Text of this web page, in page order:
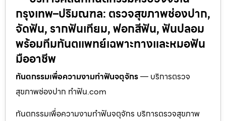
กรุงเทพ–ปริมณฑล: ตรวจสุขภาพช่องปาก,
จัดฟัน, รากฟันเทียม, ฟอกสีฟัน, ฟันปลอม
พร้อมทีมทันตแพทย์เฉพาะทางและหมอฟัน
มืออาชีพ
ทันตกรรมเพื่อความงามทำฟันจตุจักร— บริการตรวจ
สุขภาพช่องปาก ทำฟัน.com
ทันตกรรมเพื่อความงามทำฟันจตุจักร บริการตรวจสุขภาพ